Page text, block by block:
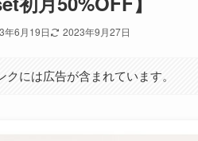
年6月19日 2023年9月27日
クには広告が含まれています。